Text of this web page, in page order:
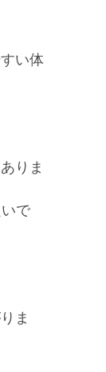
い体
りま
で
ま